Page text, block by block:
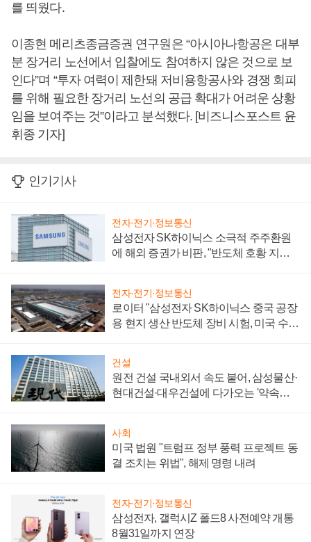
를 띄웠다.
이종현 메리츠종금증권 연구원은 “아시아나항공은 대부
분 장거리 노선에서 입찰에도 참여하지 않은 것으로 보
인다”며 “투자 여력이 제한돼 저비용항공사와 경쟁 회피
를 위해 필요한 장거리 노선의 공급 확대가 어려운 상황
임을 보여주는 것”이라고 분석했다. [비즈니스포스트 윤
휘종 기자]
인기기사
전자·전기·정보통신
삼성전자 SK하이닉스 소극적 주주환원
에 해외 증권가 비판, "반도체 호황 지속
전자·전기·정보통신
로이터 "삼성전자 SK하이닉스 중국 공장
용 현지 생산 반도체 장비 시험, 미국 수출
건설
원전 건설 국내외서 속도 붙어, 삼성물산·
현대건설·대우건설에 다가오는 '약속의
사회
미국 법원 "트럼프 정부 풍력 프로젝트 동
결 조치는 위법", 해제 명령 내려
전자·전기·정보통신
삼성전자, 갤럭시Z 폴드8 사전예약 개통
8월31일까지 연장